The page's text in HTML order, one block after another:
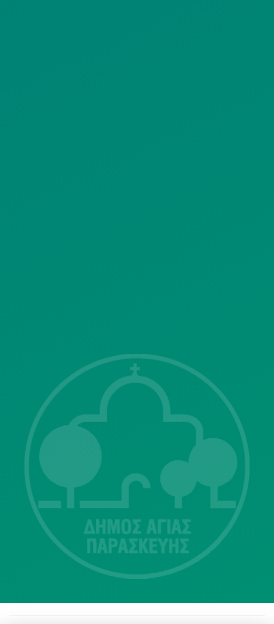
Λ. Μεσογείων 415-417 Τ.Κ.15343
Αγία Παρασκευή
213 2004500
dimos@agiaparaskevi.gr